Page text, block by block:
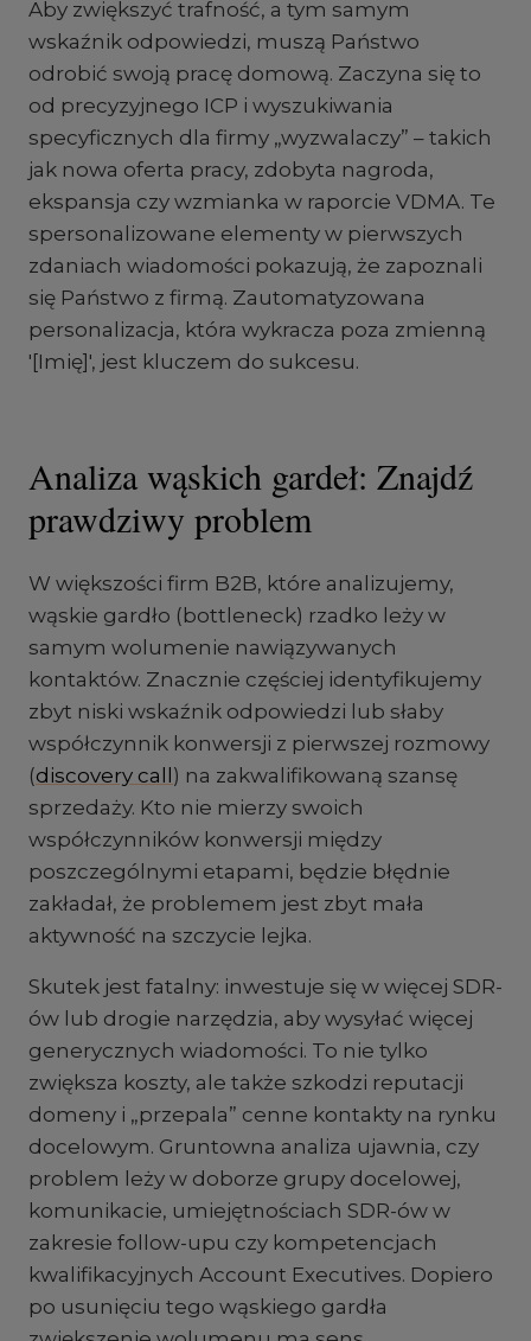
Aby zwiększyć trafność, a tym samym
wskaźnik odpowiedzi, muszą Państwo
odrobić swoją pracę domową. Zaczyna się to
od precyzyjnego ICP i wyszukiwania
specyficznych dla firmy „wyzwalaczy” – takich
jak nowa oferta pracy, zdobyta nagroda,
ekspansja czy wzmianka w raporcie VDMA. Te
spersonalizowane elementy w pierwszych
zdaniach wiadomości pokazują, że zapoznali
się Państwo z firmą. Zautomatyzowana
personalizacja, która wykracza poza zmienną
'[Imię]', jest kluczem do sukcesu.
Analiza wąskich gardeł: Znajdź
prawdziwy problem
W większości firm B2B, które analizujemy,
wąskie gardło (bottleneck) rzadko leży w
samym wolumenie nawiązywanych
kontaktów. Znacznie częściej identyfikujemy
zbyt niski wskaźnik odpowiedzi lub słaby
współczynnik konwersji z pierwszej rozmowy
(discovery call ) na zakwalifikowaną szansę
sprzedaży. Kto nie mierzy swoich
współczynników konwersji między
poszczególnymi etapami, będzie błędnie
zakładał, że problemem jest zbyt mała
aktywność na szczycie lejka.
Skutek jest fatalny: inwestuje się w więcej SDR-
ów lub drogie narzędzia, aby wysyłać więcej
generycznych wiadomości. To nie tylko
zwiększa koszty, ale także szkodzi reputacji
domeny i „przepala” cenne kontakty na rynku
docelowym. Gruntowna analiza ujawnia, czy
problem leży w doborze grupy docelowej,
komunikacie, umiejętnościach SDR-ów w
zakresie follow-upu czy kompetencjach
kwalifikacyjnych Account Executives. Dopiero
po usunięciu tego wąskiego gardła